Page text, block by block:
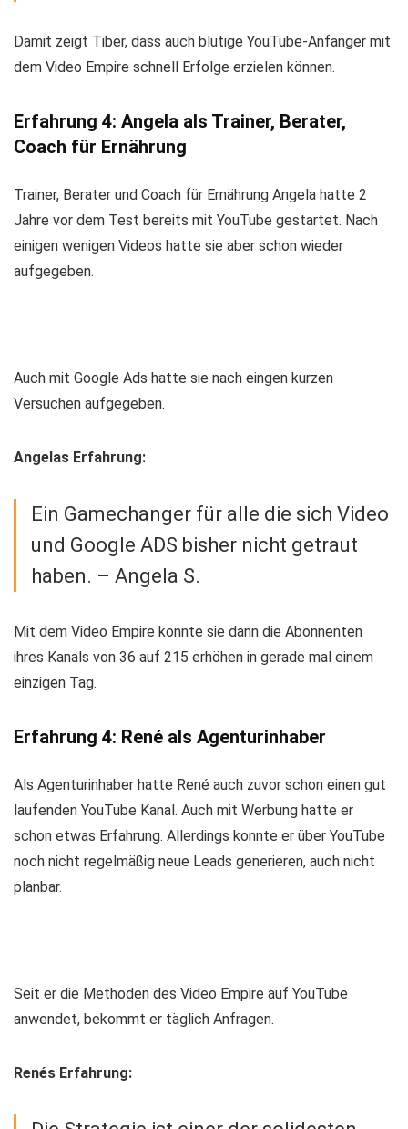
Damit zeigt Tiber, dass auch blutige YouTube-Anfänger mit
dem Video Empire schnell Erfolge erzielen können.
Erfahrung 4: Angela als Trainer, Berater,
Coach für Ernährung
Trainer, Berater und Coach für Ernährung Angela hatte 2
Jahre vor dem Test bereits mit YouTube gestartet. Nach
einigen wenigen Videos hatte sie aber schon wieder
aufgegeben.
Auch mit Google Ads hatte sie nach eingen kurzen
Versuchen aufgegeben.
Angelas Erfahrung:
Ein Gamechanger für alle die sich Video
und Google ADS bisher nicht getraut
haben. – Angela S.
Mit dem Video Empire konnte sie dann die Abonnenten
ihres Kanals von 36 auf 215 erhöhen in gerade mal einem
einzigen Tag.
Erfahrung 4: René als Agenturinhaber
Als Agenturinhaber hatte René auch zuvor schon einen gut
laufenden YouTube Kanal. Auch mit Werbung hatte er
schon etwas Erfahrung. Allerdings konnte er über YouTube
noch nicht regelmäßig neue Leads generieren, auch nicht
planbar.
Seit er die Methoden des Video Empire auf YouTube
anwendet, bekommt er täglich Anfragen.
Renés Erfahrung: